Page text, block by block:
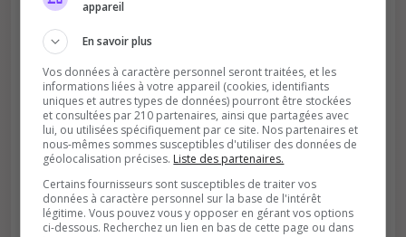
Soutient la communauté
Plus de visibilité = plus de joueurs
appareil
En savoir plus
Vos données à caractère personnel seront traitées, et les
informations liées à votre appareil (cookies, identifiants
uniques et autres types de données) pourront être stockées
et consultées par 210 partenaires, ainsi que partagées avec
lui, ou utilisées spécifiquement par ce site. Nos partenaires et
nous-mêmes sommes susceptibles d'utiliser des données de
géolocalisation précises. Liste des partenaires.
Certains fournisseurs sont susceptibles de traiter vos
données à caractère personnel sur la base de l'intérêt
légitime. Vous pouvez vous y opposer en gérant vos options
ci-dessous. Recherchez un lien en bas de cette page ou dans